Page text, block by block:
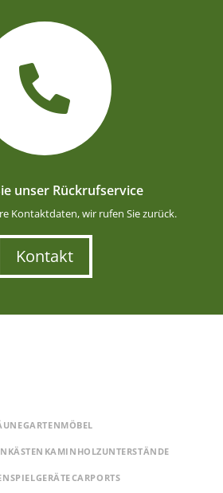

unser Rückrufservice
Kontaktdaten, wir rufen Sie zurück.
Kontakt
GARTENMÖBEL
KAMINHOLZUNTERSTÄNDE
SPIELGERÄTECARPORTS